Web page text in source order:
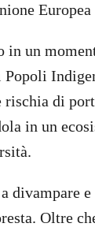
in un
Popoli
rischia di
in un
divampare
Oltre